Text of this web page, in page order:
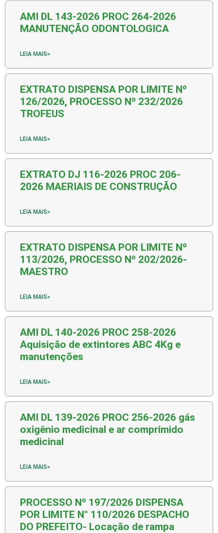
AMI DL 143-2026 PROC 264-2026
MANUTENÇÃO ODONTOLOGICA
LEIA MAIS»
EXTRATO DISPENSA POR LIMITE Nº
126/2026, PROCESSO Nº 232/2026
TROFEUS
LEIA MAIS»
EXTRATO DJ 116-2026 PROC 206-
2026 MAERIAIS DE CONSTRUÇÃO
LEIA MAIS»
EXTRATO DISPENSA POR LIMITE Nº
113/2026, PROCESSO Nº 202/2026-
MAESTRO
LEIA MAIS»
AMI DL 140-2026 PROC 258-2026
Aquisição de extintores ABC 4Kg e
manutenções
LEIA MAIS»
AMI DL 139-2026 PROC 256-2026 gás
oxigênio medicinal e ar comprimido
medicinal
LEIA MAIS»
PROCESSO Nº 197/2026 DISPENSA
POR LIMITE N° 110/2026 DESPACHO
DO PREFEITO- Locação de rampa